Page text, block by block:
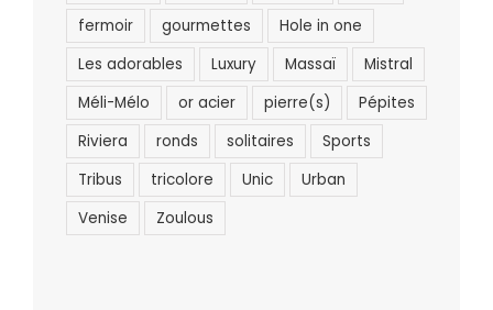
fermoir
gourmettes
Hole in one
Les adorables
Luxury Massaï
Mistral
Méli-Mélo
or acier pierre(s)
Pépites
Riviera
ronds solitaires
Sports
Tribus
tricolore Unic
Urban
Venise
Zoulous